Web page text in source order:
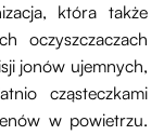
która także
oczyszczaczach
jonów ujemnych,
cząsteczkami
w powietrzu.